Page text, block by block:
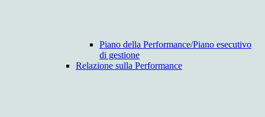
Piano della Performance/Piano esecutivo
di gestione
Relazione sulla Performance